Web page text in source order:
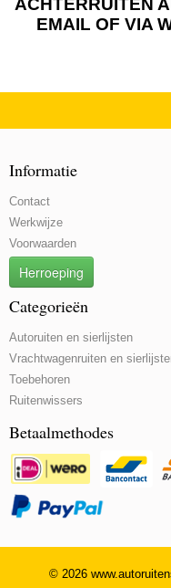
ACHTERRUITEN
EMAIL OF VIA
Informatie
Contact
Werkwijze
Voorwaarden
Herroeping
Categorieën
Autoruiten en sierlijsten
Vrachtwagenruiten en
Toebehoren
Ruitenwissers
Betaalmethodes
© 2026